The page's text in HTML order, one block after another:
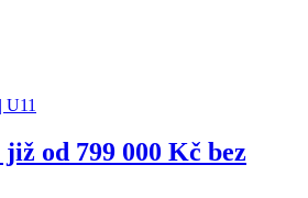
od 799 000 Kč bez